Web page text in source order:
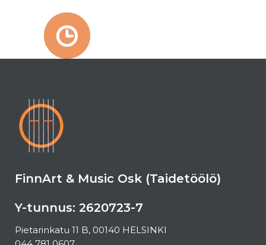
FinnArt & Music Osk (Taidetöölö)
Y-tunnus: 2620723-7
Pietarinkatu 11 B, 00140 HELSINKI